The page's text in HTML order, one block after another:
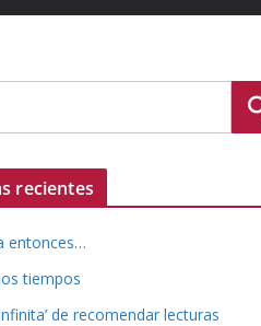
recientes
entonces…
tiempos
de recomendar lecturas